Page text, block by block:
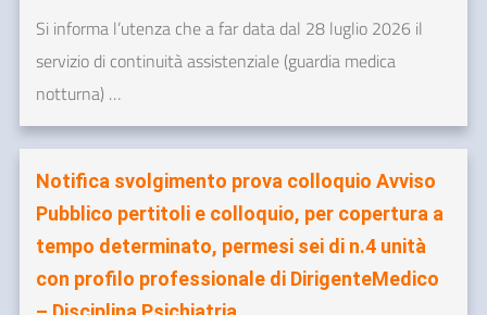
Si informa l’utenza che a far data dal 28 luglio 2026 il
servizio di continuità assistenziale (guardia medica
notturna) …
Notifica svolgimento prova colloquio Avviso
Pubblico pertitoli e colloquio, per copertura a
tempo determinato, permesi sei di n.4 unità
con profilo professionale di DirigenteMedico